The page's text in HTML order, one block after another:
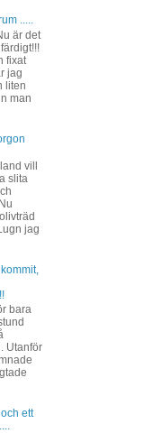
.....
är det
fixat
jag
liten
man
vill
slita
jag
bara
Utanför
ett